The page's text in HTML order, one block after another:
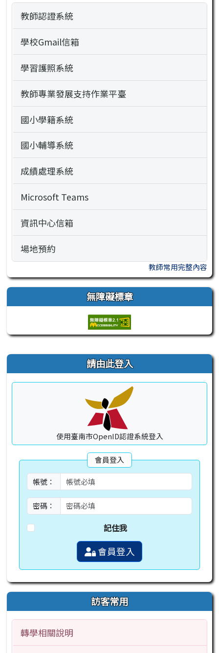
教師認證系統
學校Gmail信箱
學習護照系統
教師專業發展支持作業平臺
國小學籍系統
國小輔導系統
成績處理系統
Microsoft Teams
資訊中心信箱
場地預約
教師常用完整內容
無障礙標章
右邊區域內容 請由此登入
使用臺南市OpenID認證系統登入
會員登入
帳號：
密碼：
記住我
會員登入
訪客常用
轉學相關說明